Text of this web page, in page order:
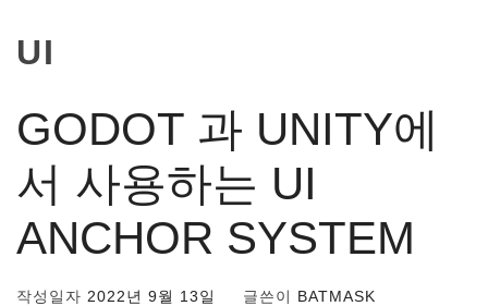
UI
GODOT 과 UNITY에
서 사용하는 UI
ANCHOR SYSTEM
작성일자 2022년 9월 13일 글쓴이 BATMASK